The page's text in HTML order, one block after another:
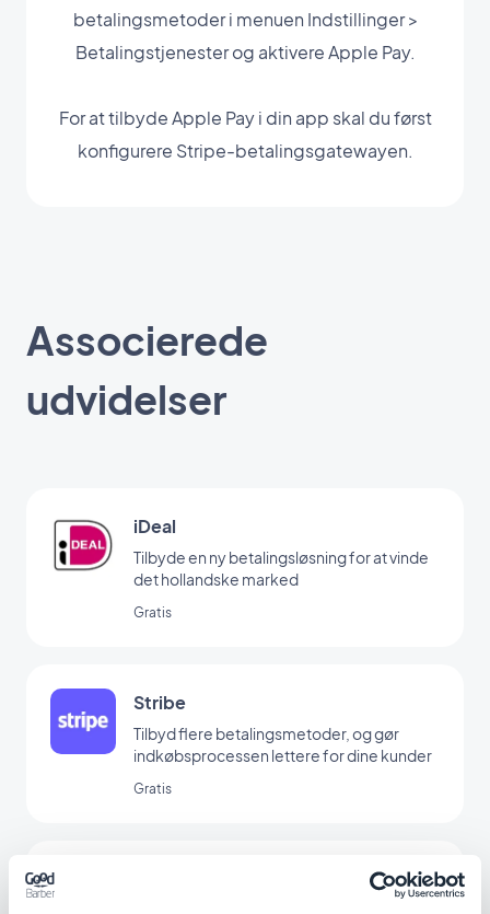
betalingsmetoder i menuen Indstillinger >
Betalingstjenester og aktivere Apple Pay.
For at tilbyde Apple Pay i din app skal du først
konfigurere Stripe-betalingsgatewayen.
Associerede
udvidelser
iDeal
Tilbyde en ny betalingsløsning for at vinde
det hollandske marked
Gratis
Stribe
Tilbyd flere betalingsmetoder, og gør
indkøbsprocessen lettere for dine kunder
Gratis